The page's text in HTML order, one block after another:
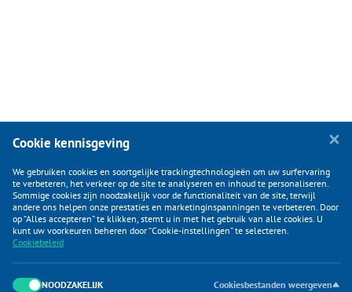
KLANTENSERVICE
CATEGORIEËN
DUIJVELAAR E-COMMERCE
Cookie kennisgeving
We gebruiken cookies en soortgelijke trackingtechnologieën om uw surfervaring
te verbeteren, het verkeer op de site te analyseren en inhoud te personaliseren.
Sommige cookies zijn noodzakelijk voor de functionaliteit van de site, terwijl
andere ons helpen onze prestaties en marketinginspanningen te verbeteren. Door
op “Alles accepteren” te klikken, stemt u in met het gebruik van alle cookies. U
kunt uw voorkeuren beheren door “Cookie-instellingen” te selecteren.
Cookiebeleid
NOODZAKELIJK
Cookiesbestanden weergeven